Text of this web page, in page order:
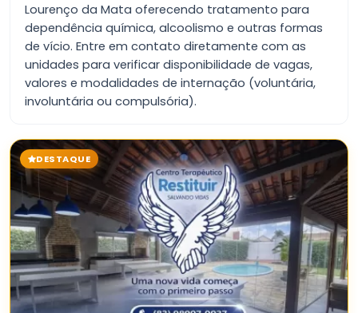
Lourenço da Mata oferecendo tratamento para
dependência química, alcoolismo e outras formas
de vício. Entre em contato diretamente com as
unidades para verificar disponibilidade de vagas,
valores e modalidades de internação (voluntária,
involuntária ou compulsória).
DESTAQUE